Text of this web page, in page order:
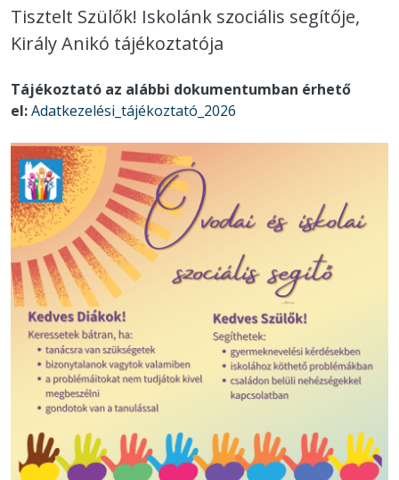
Tisztelt Szülők! Iskolánk szociális segítője,
Király Anikó tájékoztatója
Tájékoztató az alábbi dokumentumban érhető
el:Adatkezelési_tájékoztató_2026